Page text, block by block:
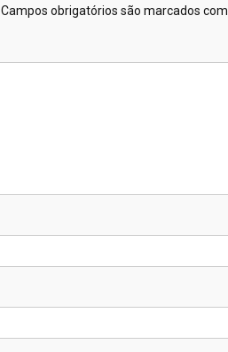
Campos obrigatórios são marcados com